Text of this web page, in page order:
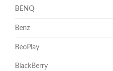
BENQ
Benz
BeoPlay
BlackBerry